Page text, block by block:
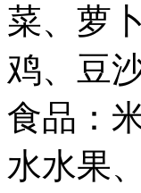
菜、萝
鸡、豆
食品：
水水果